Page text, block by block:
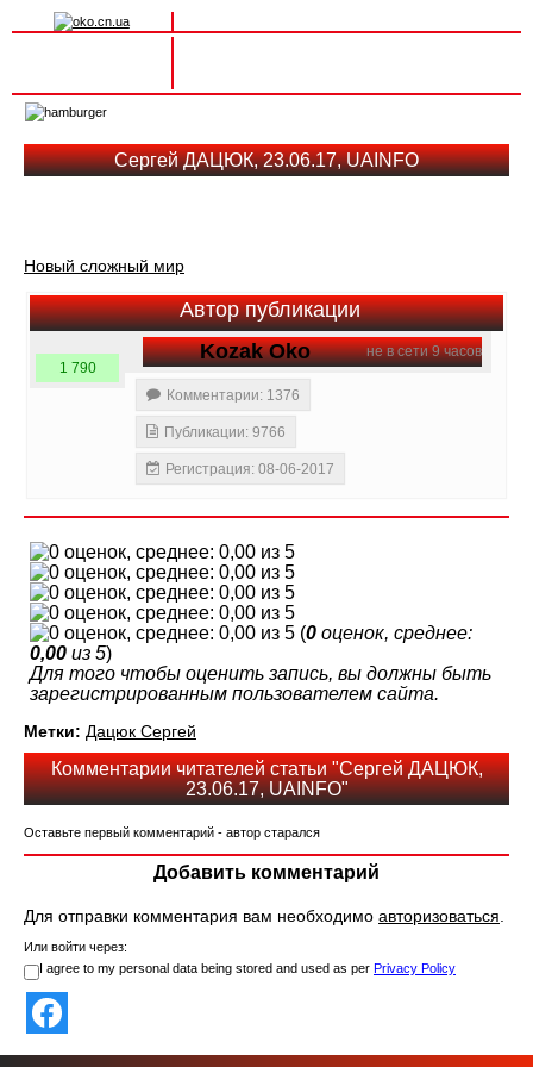
navigation
Сергей ДАЦЮК, 23.06.17, UAINFO
Новый сложный мир
Автор публикации
не в сети 9 часов
Kozak Oko
1 790
Комментарии: 1376
Публикации: 9766
Регистрация: 08-06-2017
(0 оценок, среднее:
0,00 из 5)
Для того чтобы оценить запись, вы должны быть
зарегистрированным пользователем сайта.
Метки: Дацюк Сергей
Комментарии читателей статьи "Сергей ДАЦЮК,
23.06.17, UAINFO"
Оставьте первый комментарий - автор старался
Добавить комментарий
Для отправки комментария вам необходимо авторизоваться.
Или войти через:
I agree to my personal data being stored and used as per Privacy Policy